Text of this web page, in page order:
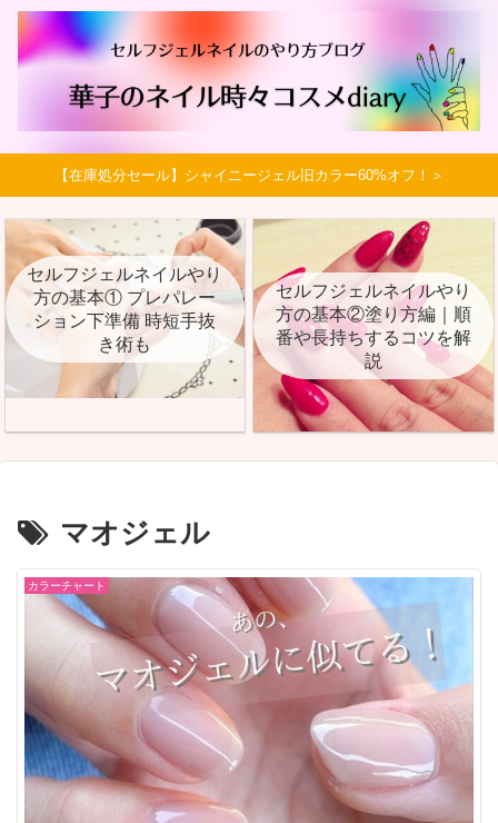
【在庫処分セール】シャイニージェル旧カラー60%オフ！＞
セルフジェルネイルやり
方の基本① プレパレー
ション下準備 時短手抜
き術も
セルフジェルネイルやり
方の基本②塗り方編｜順
番や長持ちするコツを解
説
マオジェル
カラーチャート